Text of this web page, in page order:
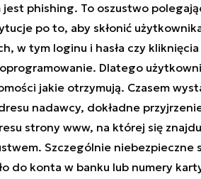
phishing. To oszustwo
po to, aby skłonić
w tym loginu i hasła czy
oprogramowanie. Dlatego
jakie otrzymują. Czasem
nadawcy, dokładne
strony www, na której się
Szczególnie
do konta w banku lub numery